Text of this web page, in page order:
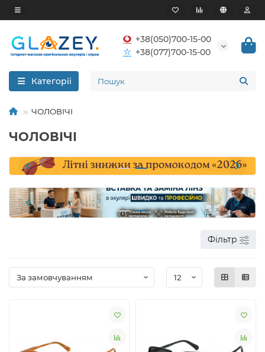
+38(050)700-15-00
+38(077)700-15-00
Категорії
ЧОЛОВІЧІ
ЧОЛОВІЧІ
Фільтр